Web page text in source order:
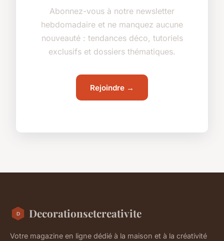
Abonnez-vous à notre newsletter
hebdomadaire et ne manquez aucune
nouveauté : tendances déco, tutoriels
exclusifs et dossiers thématiques.
Rejoindre →
Decorationsetcreativite
Votre magazine en ligne dédié à la maison et à la créativité